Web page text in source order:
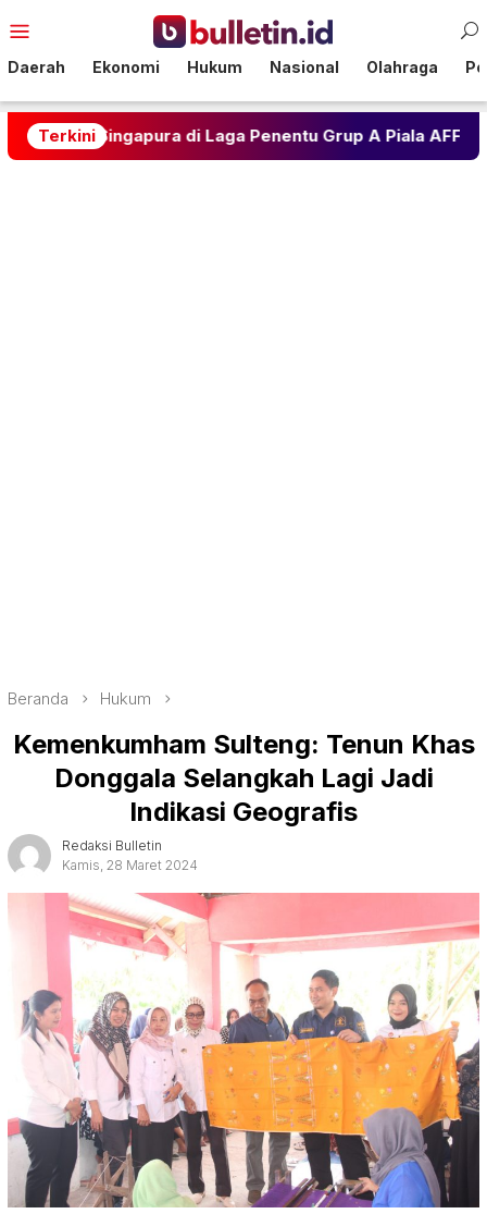
ke
Mobile
Daerah Ekonomi Hukum Nasional Olahraga
Terkinidi Laga Penentu Grup A Piala AFF 2026
Beranda Hukum
Kemenkumham Sulteng: Tenun Khas
Donggala Selangkah Lagi Jadi
Indikasi Geografis
Redaksi Bulletin
Kamis, 28 Maret 2024